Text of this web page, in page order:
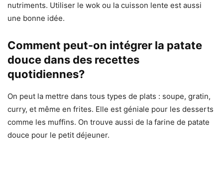
nutriments. Utiliser le wok ou la cuisson lente est aussi
une bonne idée.
Comment peut-on intégrer la patate
douce dans des recettes
quotidiennes?
On peut la mettre dans tous types de plats : soupe, gratin,
curry, et même en frites. Elle est géniale pour les desserts
comme les muffins. On trouve aussi de la farine de patate
douce pour le petit déjeuner.